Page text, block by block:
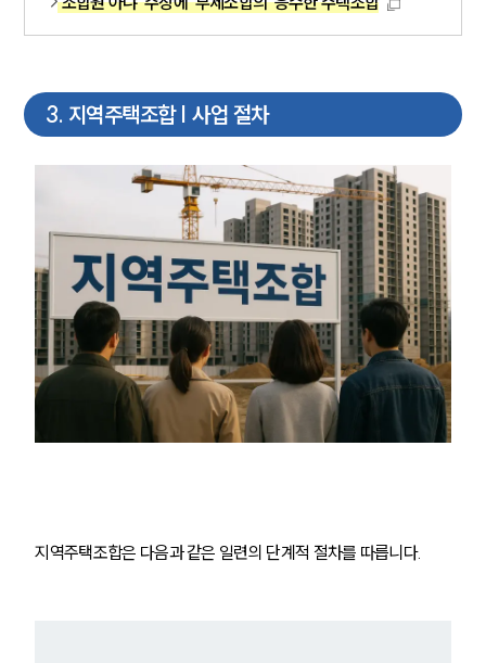
3. 지역주택조합 | 사업 절차
지역주택조합은 다음과 같은 일련의 단계적 절차를 따릅니다.